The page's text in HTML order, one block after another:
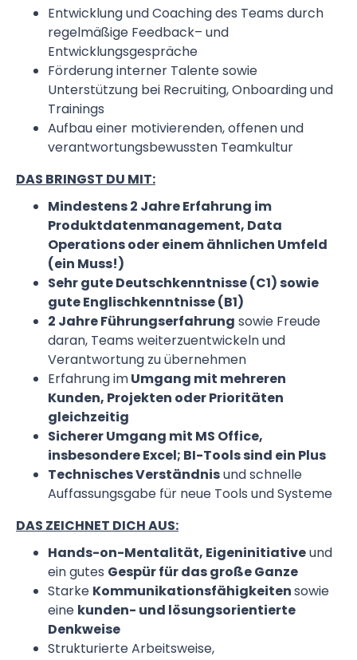
Entwicklung und Coaching des Teams durch
regelmäßige Feedback– und
Entwicklungsgespräche
Förderung interner Talente sowie
Unterstützung bei Recruiting, Onboarding und
Trainings
Aufbau einer motivierenden, offenen und
verantwortungsbewussten Teamkultur
DAS BRINGST DU MIT:
Mindestens 2 Jahre Erfahrung im
Produktdatenmanagement, Data
Operations oder einem ähnlichen Umfeld
(ein Muss!)
Sehr gute Deutschkenntnisse (C1) sowie
gute Englischkenntnisse (B1)
2 Jahre Führungserfahrung sowie Freude
daran, Teams weiterzuentwickeln und
Verantwortung zu übernehmen
Erfahrung imUmgang mit mehreren
Kunden, Projekten oder Prioritäten
gleichzeitig
Sicherer Umgang mit MS Office,
insbesondere Excel; BI-Tools sind ein Plus
Technisches Verständnisund schnelle
Auffassungsgabe für neue Tools und Systeme
DAS ZEICHNET DICH AUS:
Hands-on-Mentalität, Eigeninitiativeund
ein gutes Gespür für das große Ganze
Starke Kommunikationsfähigkeitensowie
eine kunden- und lösungsorientierte
Denkweise
Strukturierte Arbeitsweise,